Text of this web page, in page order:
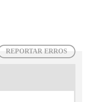
REPORTAR ERROS